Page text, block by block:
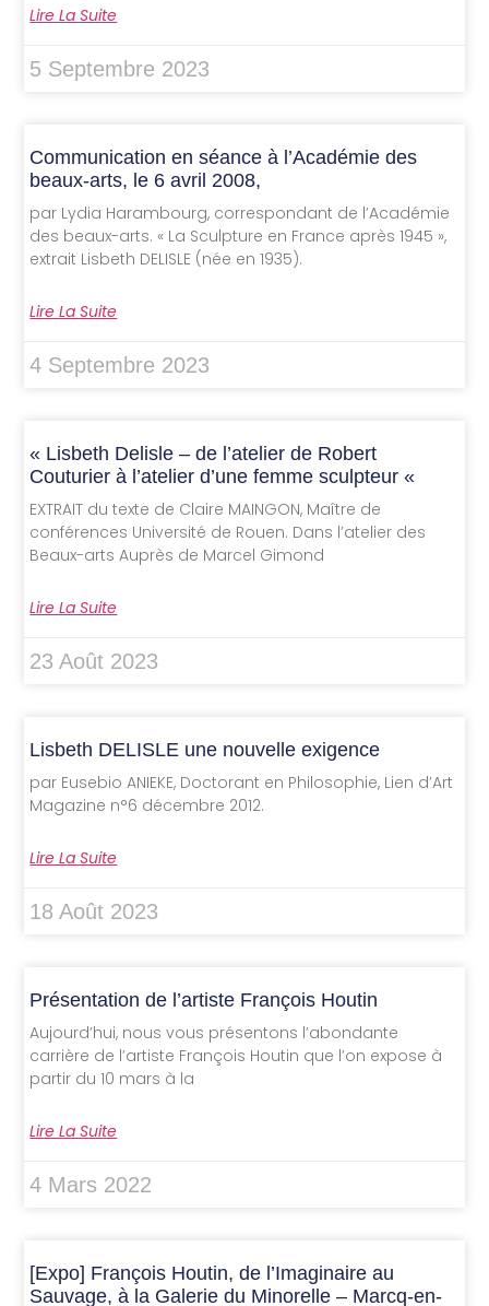
Lire La Suite
5 Septembre 2023
Communication en séance à l’Académie des
beaux-arts, le 6 avril 2008,
par Lydia Harambourg, correspondant de l’Académie
des beaux-arts. « La Sculpture en France après 1945 »,
extrait Lisbeth DELISLE (née en 1935).
Lire La Suite
4 Septembre 2023
« Lisbeth Delisle – de l’atelier de Robert
Couturier à l’atelier d’une femme sculpteur «
EXTRAIT du texte de Claire MAINGON, Maître de
conférences Université de Rouen. Dans l’atelier des
Beaux-arts Auprès de Marcel Gimond
Lire La Suite
23 Août 2023
Lisbeth DELISLE une nouvelle exigence
par Eusebio ANIEKE, Doctorant en Philosophie, Lien d’Art
Magazine n°6 décembre 2012.
Lire La Suite
18 Août 2023
Présentation de l’artiste François Houtin
Aujourd’hui, nous vous présentons l’abondante
carrière de l’artiste François Houtin que l’on expose à
partir du 10 mars à la
Lire La Suite
4 Mars 2022
[Expo] François Houtin, de l’Imaginaire au
Sauvage, à la Galerie du Minorelle – Marcq-en-